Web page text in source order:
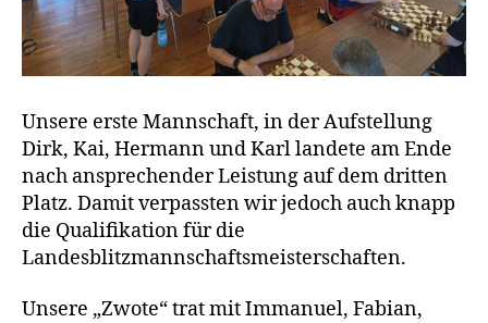
Unsere erste Mannschaft, in der Aufstellung
Dirk, Kai, Hermann und Karl landete am Ende
nach ansprechender Leistung auf dem dritten
Platz. Damit verpassten wir jedoch auch knapp
die Qualifikation für die
Landesblitzmannschaftsmeisterschaften.
Unsere „Zwote“ trat mit Immanuel, Fabian,